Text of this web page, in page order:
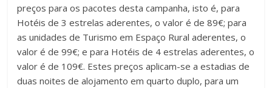
preços para os pacotes desta campanha, isto é, para
Hotéis de 3 estrelas aderentes, o valor é de 89€; para
as unidades de Turismo em Espaço Rural aderentes, o
valor é de 99€; e para Hotéis de 4 estrelas aderentes, o
valor é de 109€. Estes preços aplicam-se a estadias de
duas noites de alojamento em quarto duplo, para um